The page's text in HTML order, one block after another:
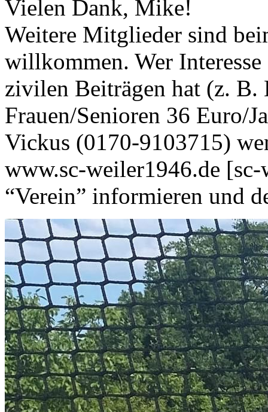
Vielen Dank, Mike!
Weitere Mitglieder sind
willkommen. Wer
zivilen Beiträgen hat (z. B.
Frauen/Senioren 36 Euro/
Vickus (0170-9103715)
www.sc-weiler1946.de
“Verein” informieren und